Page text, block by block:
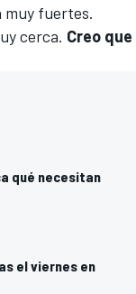
muy fuertes.
cerca. Creo que
qué necesitan
el viernes en